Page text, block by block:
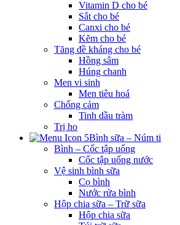
Vitamin D cho bé
Sắt cho bé
Canxi cho bé
Kẽm cho bé
Tăng đề kháng cho bé
Hồng sâm
Húng chanh
Men vi sinh
Men tiêu hoá
Chống cảm
Tinh dầu tràm
Trị ho
Bình sữa – Núm ti
Bình – Cốc tập uống
Cốc tập uống nước
Vệ sinh bình sữa
Cọ bình
Nước rửa bình
Hộp chia sữa – Trữ sữa
Hộp chia sữa